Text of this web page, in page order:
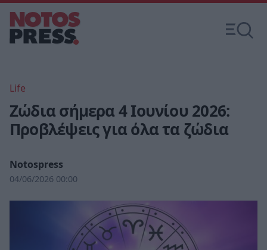
Life
Ζώδια σήμερα 4 Ιουνίου 2026:
Προβλέψεις για όλα τα ζώδια
Notospress
04/06/2026 00:00